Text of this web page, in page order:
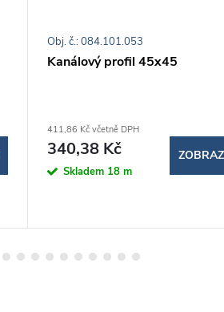
Kanálový profil 45x45
411,86 Kč včetně DPH
340,38 Kč
Skladem 18 m
Obj. č.: 084.101.053